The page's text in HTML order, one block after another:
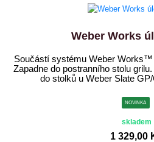
Weber Works
Součástí systému Weber Works™
Zapadne do postranního stolu
do stolků u Weber Slate
NOVINKA
skladem
1 329,00